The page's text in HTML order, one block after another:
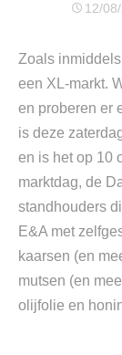
12/
Zoals
een XL-markt.
en proberen er
is deze
en is het op 10
marktdag, de
standhouders
E&A met
kaarsen (en
mutsen (en
olijfolie en